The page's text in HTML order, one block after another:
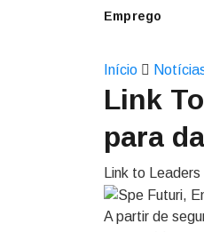
Emprego
Início
Link
para
Link to Leaders
A partir de